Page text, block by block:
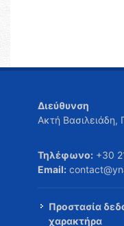
Διεύθυνση
Ακτή
Τηλέφωνο: +30
Email:
Προστασία
χαρακτήρα